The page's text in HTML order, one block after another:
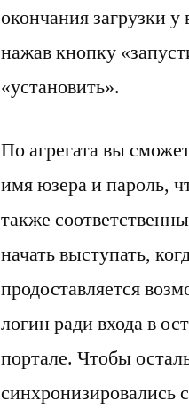
окончания загрузки
нажав кнопку
«установить».
По агрегата вы
имя юзера и пароль,
также
начать выступать,
продоставляется
логин ради входа в
портале. Чтобы
синхронизировались